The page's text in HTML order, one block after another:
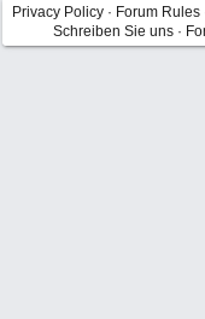
Privacy Policy · Forum Rules
Schreiben Sie uns ·